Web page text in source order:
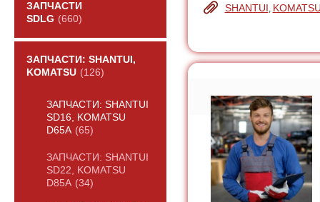
ЗАПЧАСТИ
SDLG (660)
ЗАПЧАСТИ: SHANTUI,
KOMATSU (126)
ЗАПЧАСТИ: SHANTUI
SD16, KOMATSU
D65A (65)
ЗАПЧАСТИ: SHANTUI
SD22, KOMATSU
D85A (34)
SHANTUI,